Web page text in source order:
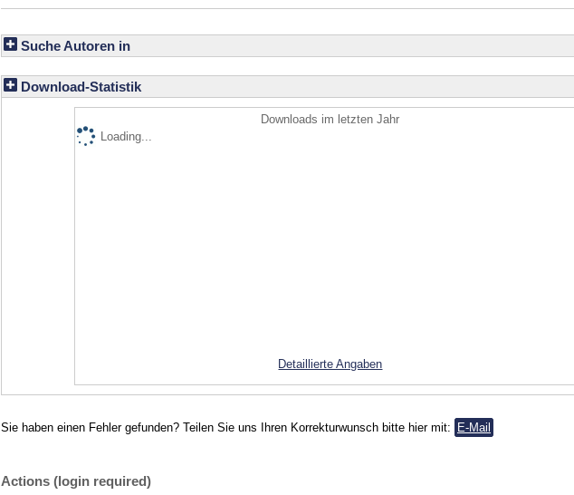
Suche Autoren in
Download-Statistik
Downloads im letzten Jahr
Loading...
Detaillierte Angaben
Sie haben einen Fehler gefunden? Teilen Sie uns Ihren Korrekturwunsch bitte hier mit: E-Mail
Actions (login required)